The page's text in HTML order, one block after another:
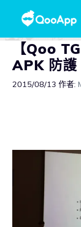
【Qoo
APK 防護
2015/08/13 作者: